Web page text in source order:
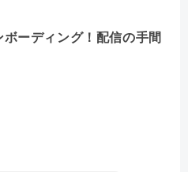
ーディング！配信の手間